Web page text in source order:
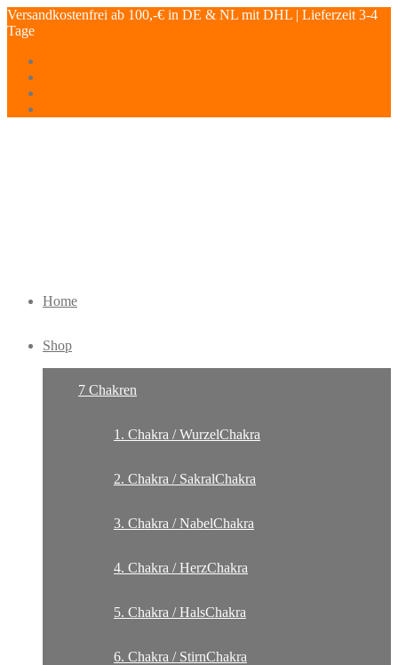
Versandkostenfrei ab 100,-€ in DE & NL mit DHL | Lieferzeit 3-4
Tage
Home
Shop
7 Chakren
1. Chakra / WurzelChakra
2. Chakra / SakralChakra
3. Chakra / NabelChakra
4. Chakra / HerzChakra
5. Chakra / HalsChakra
6. Chakra / StirnChakra